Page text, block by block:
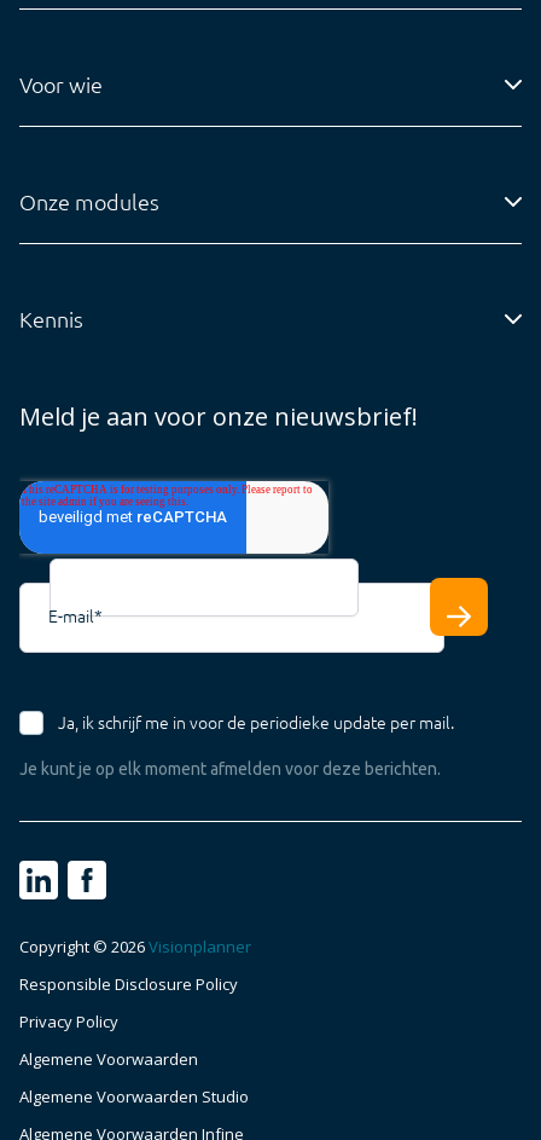
Login NL
Meld je aan voor onze nieuwsbrief!
E-mail*
Ja, ik schrijf me in voor de periodieke update per mail.
Je kunt je op elk moment afmelden voor deze berichten.
Contact
Tel: 0318-545020
info@visionplanner.com
Voor wie
Accountantskantoren
Ondernemingen
Onze modules
Compilation
Audit
Tarieven
Kennis
Whitepapers
Support Offline
Copyright © 2026Visionplanner
Responsible Disclosure Policy
Privacy Policy
Algemene Voorwaarden
Algemene Voorwaarden Studio
Algemene Voorwaarden Infine